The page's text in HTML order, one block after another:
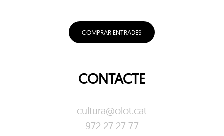
COMPRAR ENTRADES
CONTACTE
cultura@olot.cat
972 27 27 77